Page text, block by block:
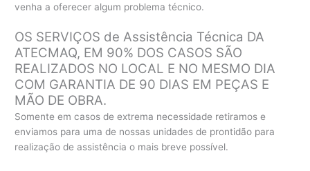
venha a oferecer algum problema técnico.
OS SERVIÇOS de Assistência Técnica DA
ATECMAQ, EM 90% DOS CASOS SÃO
REALIZADOS NO LOCAL E NO MESMO DIA
COM GARANTIA DE 90 DIAS EM PEÇAS E
MÃO DE OBRA.
Somente em casos de extrema necessidade retiramos e
enviamos para uma de nossas unidades de prontidão para
realização de assistência o mais breve possível.